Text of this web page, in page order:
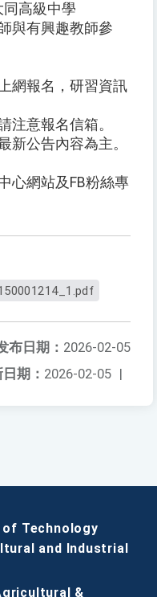
高級中學
與有興趣教師參
網報名，研習資訊
注意報名信箱。
新公告內容為主。
心網站及FB粉絲專
布日期： 2026-02-05
期： 2026-02-05 |
of Technology
and Industrial
&